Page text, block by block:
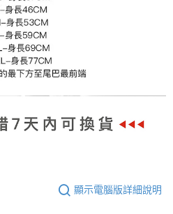
顯示電腦版詳細說明